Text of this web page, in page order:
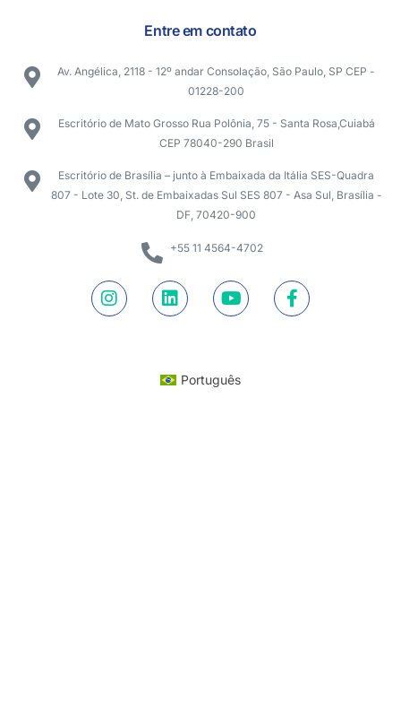
Entre em contato
Av. Angélica, 2118 - 12º andar Consolação, São Paulo, SP CEP -
01228-200
Escritório de Mato Grosso Rua Polônia, 75 - Santa Rosa,Cuiabá
CEP 78040-290 Brasil
Escritório de Brasília – junto à Embaixada da Itália SES-Quadra
807 - Lote 30, St. de Embaixadas Sul SES 807 - Asa Sul, Brasília -
DF, 70420-900
+55 11 4564-4702
Português